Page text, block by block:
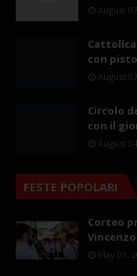
August
con
August
Circolo
con il
August
FESTE POPOLARI
Corteo
May 01,